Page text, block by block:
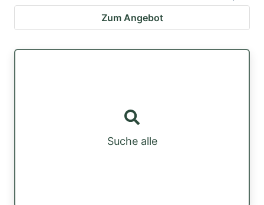
Zum Angebot
Suche alle